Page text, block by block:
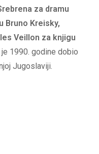
za dramu
Bruno Kreisky,
Veillon za knjigu
je 1990. godine dobio
Jugoslaviji.